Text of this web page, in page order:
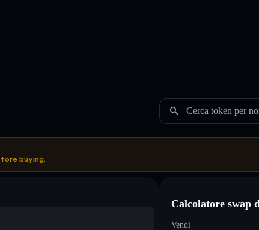
Cerca token per
buying.
Calcolatore swap
Vendi